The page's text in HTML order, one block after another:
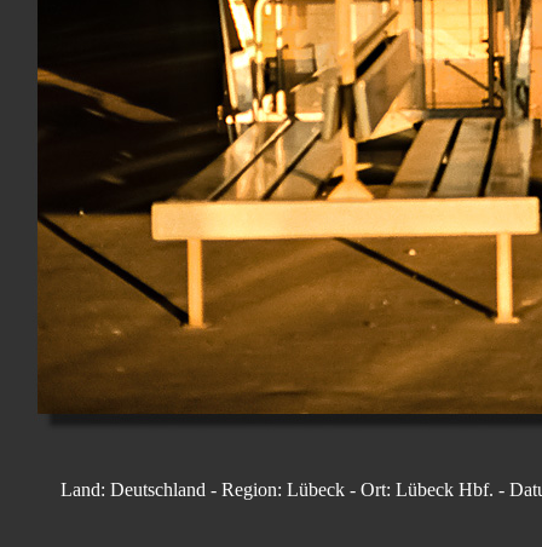
Land: Deutschland - Region: Lübeck - Ort: Lübeck Hbf. -